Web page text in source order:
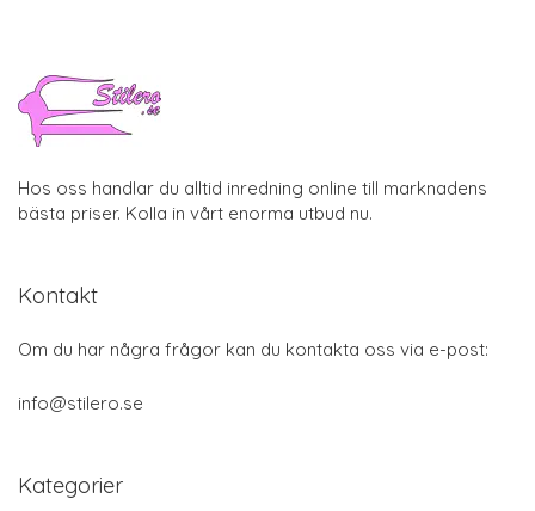
Hos oss handlar du alltid inredning online till marknadens
bästa priser. Kolla in vårt enorma utbud nu.
Kontakt
Om du har några frågor kan du kontakta oss via e-post:
info@stilero.se
Kategorier